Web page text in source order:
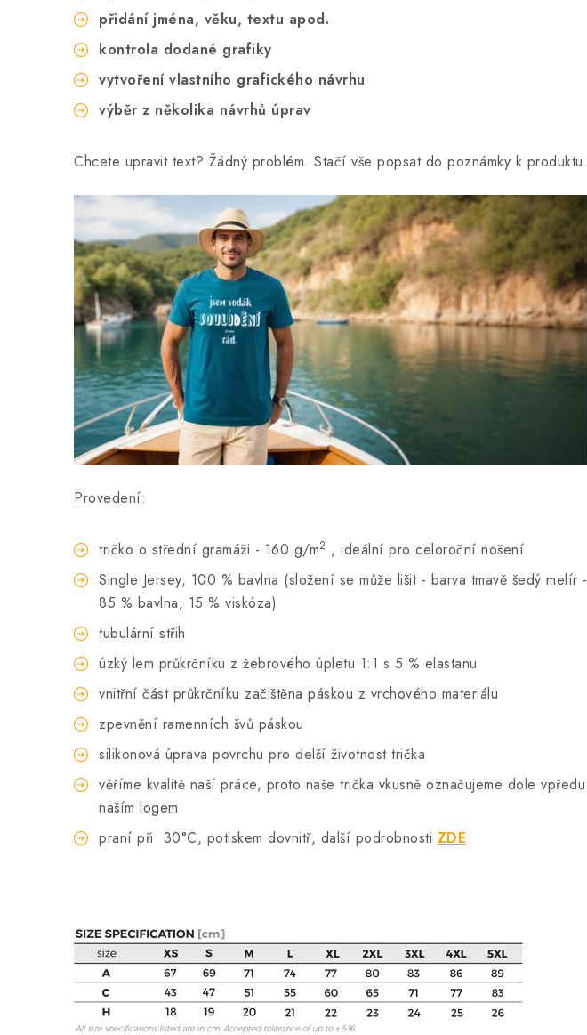
přidání jména, věku, textu apod.
kontrola dodané grafiky
vytvoření vlastního grafického návrhu
výběr z několika návrhů úprav
Chcete upravit text? Žádný problém. Stačí vše popsat do poznámky k produktu.
Provedení:
tričko o střední gramáži - 160 g/m2 , ideální pro celoroční nošení
Single Jersey, 100 % bavlna (složení se může lišit - barva tmavě šedý melír -
85 % bavlna, 15 % viskóza)
tubulární střih
úzký lem průkrčníku z žebrového úpletu 1:1 s 5 % elastanu
vnitřní část průkrčníku začištěna páskou z vrchového materiálu
zpevnění ramenních švů páskou
silikonová úprava povrchu pro delší životnost trička
věříme kvalitě naší práce, proto naše trička vkusně označujeme dole vpředu
naším logem
praní při 30°C, potiskem dovnitř, další podrobnosti ZDE